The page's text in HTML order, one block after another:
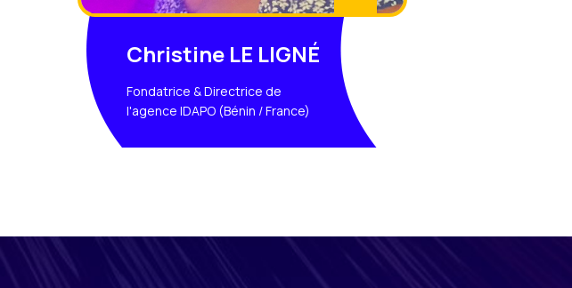
Christine LE LIGNÉ
Fondatrice & Directrice de
l'agence IDAPO (Bénin / France)